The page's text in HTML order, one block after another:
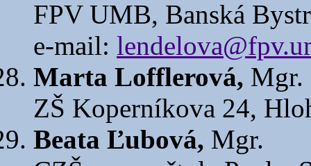
FPV UMB, Banská
e-mail:
Marta Lofflerová, Mgr.
ZŠ Koperníkova 24,
Beata Ľubová, Mgr.